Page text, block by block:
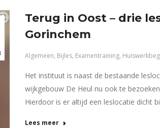
Terug in Oost – drie
Gorinchem
Algemeen, Bijles, Examentraining,
Het instituut is naast de bestaande
wijkgebouw De Heul nu ook te
Hierdoor is er altijd een leslocatie dicht
Lees meer